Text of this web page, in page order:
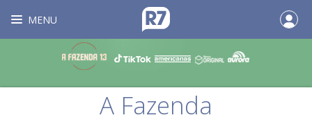
MENU
A Fazenda